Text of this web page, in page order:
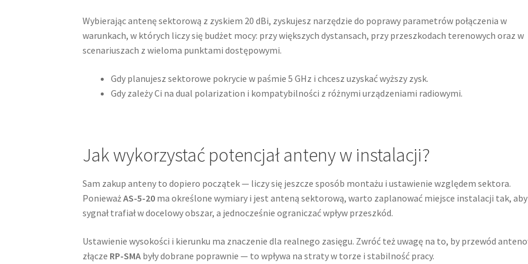
Wybierając antenę sektorową z zyskiem 20 dBi, zyskujesz narzędzie do poprawy parametrów połączenia w
warunkach, w których liczy się budżet mocy: przy większych dystansach, przy przeszkodach terenowych oraz w
scenariuszach z wieloma punktami dostępowymi.
Gdy planujesz sektorowe pokrycie w paśmie 5 GHz i chcesz uzyskać wyższy zysk.
Gdy zależy Ci na dual polarization i kompatybilności z różnymi urządzeniami radiowymi.
Jak wykorzystać potencjał anteny w instalacji?
Sam zakup anteny to dopiero początek — liczy się jeszcze sposób montażu i ustawienie względem sektora.
PonieważAS-5-20 ma określone wymiary i jest anteną sektorową, warto zaplanować miejsce instalacji tak, aby
sygnał trafiał w docelowy obszar, a jednocześnie ograniczać wpływ przeszkód.
Ustawienie wysokości i kierunku ma znaczenie dla realnego zasięgu. Zwróć też uwagę na to, by przewód
złącze RP-SMA były dobrane poprawnie — to wpływa na straty w torze i stabilność pracy.